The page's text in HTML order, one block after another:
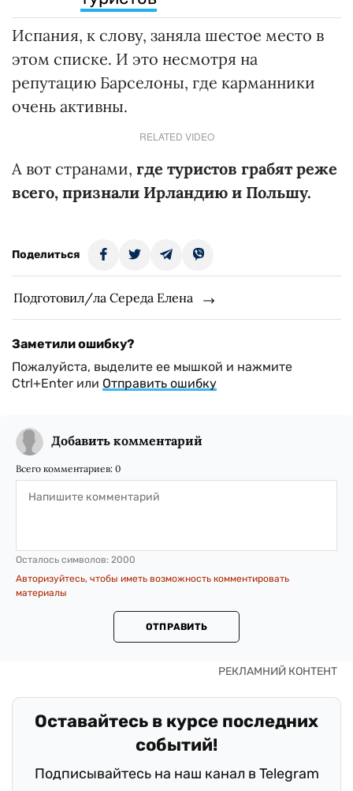
Испания, к слову, заняла шестое место в
этом списке. И это несмотря на
репутацию Барселоны, где карманники
очень активны.
RELATED VIDEO
А вот странами, где туристов грабят реже
всего, признали Ирландию и Польшу.
Поделиться
Подготовил/ла Середа Елена
Заметили ошибку?
Пожалуйста, выделите ее мышкой и нажмите
Ctrl+Enter или Отправить ошибку
Добавить комментарий
Всего комментариев: 0
Осталось символов: 2000
Авторизуйтесь, чтобы иметь возможность комментировать
материалы
ОТПРАВИТЬ
Оставайтесь в курсе последних
событий!
Подписывайтесь на наш канал в Telegram